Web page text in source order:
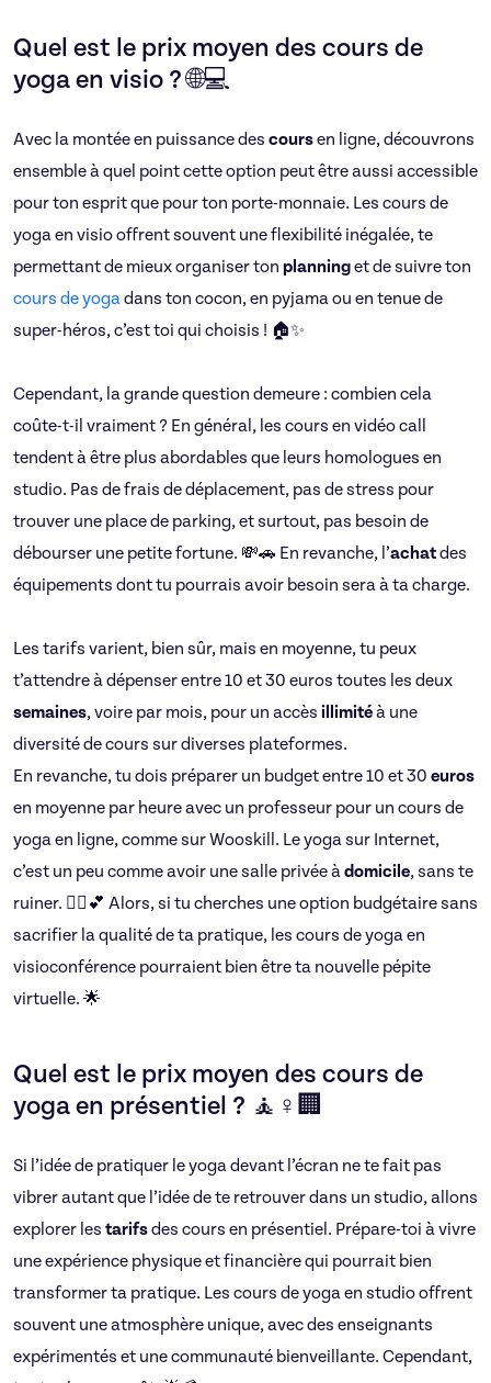
Quel est le prix moyen des cours de
yoga en visio ? 🌐💻
Avec la montée en puissance des coursen ligne, découvrons
ensemble à quel point cette option peut être aussi accessible
pour ton esprit que pour ton porte-monnaie. Les cours de
yoga en visio offrent souvent une flexibilité inégalée, te
permettant de mieux organiser ton planninget de suivre ton
cours de yogadans ton cocon, en pyjama ou en tenue de
super-héros, c’est toi qui choisis ! 🏠✨
Cependant, la grande question demeure : combien cela
coûte-t-il vraiment ? En général, les cours en vidéo call
tendent à être plus abordables que leurs homologues en
studio. Pas de frais de déplacement, pas de stress pour
trouver une place de parking, et surtout, pas besoin de
débourser une petite fortune. 💸🚗 En revanche, l’achatdes
équipements dont tu pourrais avoir besoin sera à ta charge.
Les tarifs varient, bien sûr, mais en moyenne, tu peux
t’attendre à dépenser entre 10 et 30 euros toutes les deux
semaines, voire par mois, pour un accès illimitéà une
diversité de cours sur diverses plateformes.
En revanche, tu dois préparer un budget entre 10 et 30 euros
en moyenne par heure avec un professeur pour un cours de
yoga en ligne, comme sur Wooskill. Le yoga sur Internet,
c’est un peu comme avoir une salle privée àdomicile, sans te
ruiner. 🧘‍♂️💕 Alors, si tu cherches une option budgétaire sans
sacrifier la qualité de ta pratique, les cours de yoga en
visioconférence pourraient bien être ta nouvelle pépite
virtuelle. 🌟
Quel est le prix moyen des cours de
yoga en présentiel ? 🧘♀️🏢
Si l’idée de pratiquer le yoga devant l’écran ne te fait pas
vibrer autant que l’idée de te retrouver dans un studio, allons
explorer les tarifsdes cours en présentiel. Prépare-toi à vivre
une expérience physique et financière qui pourrait bien
transformer ta pratique. Les cours de yoga en studio offrent
souvent une atmosphère unique, avec des enseignants
expérimentés et une communauté bienveillante. Cependant,